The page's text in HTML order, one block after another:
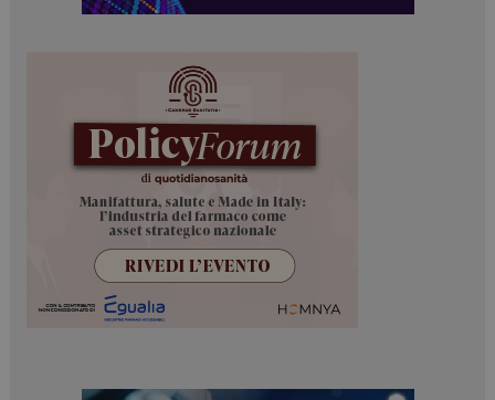
Necessari
I cookie necessari contribuiscono a rendere fruibile il
sito web abilitandone funzionalità di base quali la
navigazione sulle pagine e l'accesso alle aree
protette del sito. Il sito web non è in grado di
funzionare correttamente senza questi cookie.
NOME
FORNITORE / DOMINIO
Google LLC
.dailyhealthindustry.it